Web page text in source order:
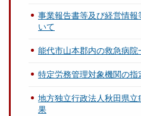
事業報告書等及び経営情
いて
能代市山本郡内の救急病院
特定労務管理対象機関の指
地方独立行政法人秋田県
果